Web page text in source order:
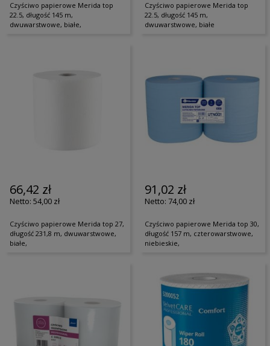
Czyściwo papierowe Merida top
22.5, długość 145 m,
dwuwarstwowe, białe,
Czyściwo papierowe Merida top
22.5, długość 145 m,
dwuwarstwowe, białe
66,42 zł
54,00 zł
Czyściwo papierowe Merida top 27,
długość 231,8 m, dwuwarstwowe,
białe,
91,02 zł
74,00 zł
Czyściwo papierowe Merida top 30,
długość 157 m, czterowarstwowe,
niebieskie,